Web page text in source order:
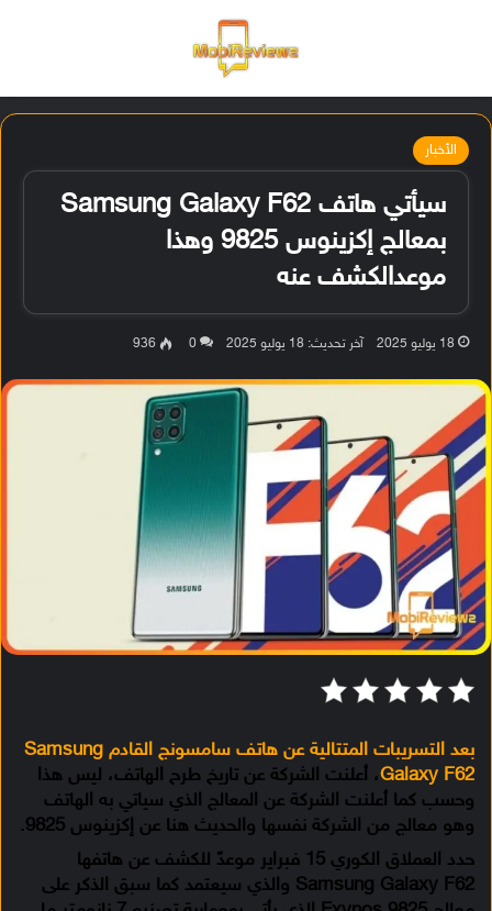
الأخبار
سيأتي هاتف Samsung Galaxy F62
بمعالج إكزينوس 9825 وهذا
موعدالكشف عنه
18 يوليو 2025 آخر تحديث: 18 يوليو 2025 0
936
بعد التسريبات المتتالية عن هاتف سامسونج القادم Samsung
Galaxy F62، أعلنت الشركة عن تاريخ طرح الهاتف، ليس هذا
وحسب كما أعلنت الشركة عن المعالج الذي سياتي به الهاتف
وهو معالج من الشركة نفسها والحديث هنا عن إكزينوس 9825.
حدد العملاق الكوري 15 فبراير موعدً للكشف عن هاتفها
Samsung Galaxy F62 والذي سيعتمد كما سبق الذكر على